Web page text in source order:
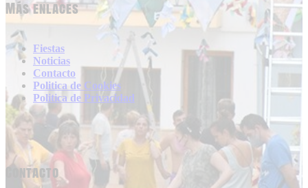
Más enlaces
Fiestas
Noticias
Contacto
Politica de Cookies
Politica de Privacidad
Contacto